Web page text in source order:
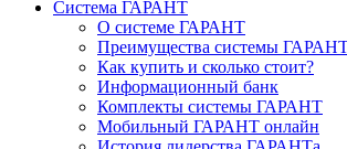
Система ГАРАНТ
О системе ГАРАНТ
Преимущества системы
Как купить и сколько стоит?
Информационный банк
Комплекты системы ГАРАНТ
Мобильный ГАРАНТ онлайн